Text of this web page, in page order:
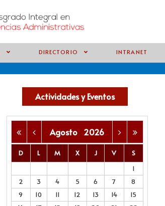
DIRECTORIO INTRANET
Actividades y Eventos
Agosto 2026
D L M X J V
S
1
2
3 4 5 6 7
8
9
10 11 12 13 14
15